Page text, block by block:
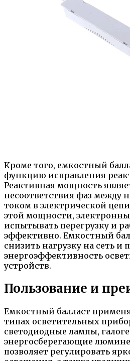
Кроме того, емкостный
функцию исправления
Реактивная мощность
несоответствия фаз между
током в электрической
этой мощности,
испытывать перегрузку и
эффективно. Емкостный
снизить нагрузку на сеть и
энергоэффективность
устройств.
Пользование и
Емкостный балласт
типах осветительных
светодиодные лампы,
энергосберегающие
позволяет регулировать